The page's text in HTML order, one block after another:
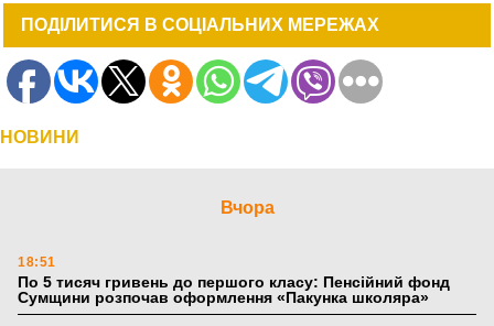
ПОДІЛИТИСЯ В СОЦІАЛЬНИХ МЕРЕЖАХ
НОВИНИ
Вчора
18:51
По 5 тисяч гривень до першого класу: Пенсійний фонд
Сумщини розпочав оформлення «Пакунка школяра»